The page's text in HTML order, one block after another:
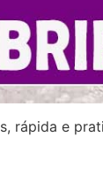
rápida e